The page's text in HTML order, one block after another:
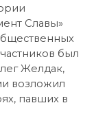
Славы»
был
Желдак,
возложил
павших в